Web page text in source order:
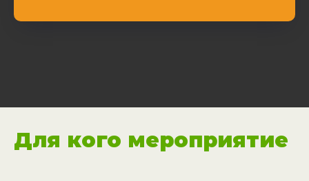
Для кого мероприятие